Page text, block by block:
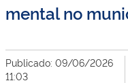
mental no
Publicado: 09/06/2026
11:03